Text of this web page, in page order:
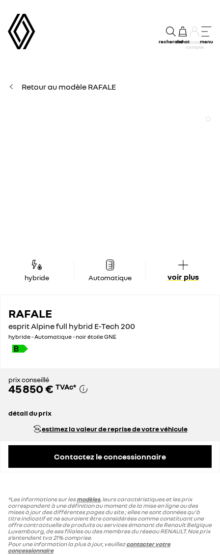
rechercheachatmon
compte
menu
Retour au modèle RAFALE
hybride Automatique voir plus
RAFALE
esprit Alpine full hybrid E-Tech 200
hybride - Automatique - noir étoile GNE
prix conseillé
45 850 € TVAc*
détail du prix
remise globaleestimez la valeur de reprise de votre véhicule
Contactez le concessionnaire
*Les informations sur lesmodèles, leurs caractéristiques et les prix
correspondent à une définition au moment de la mise en ligne ou des
mises à jour des différentes pages du site ; elles ne sont données qu'à
titre indicatif et ne sauraient être considérées comme constituant une
offre contractuelle de produits ou services émanant de Renault Belgique
Luxembourg, de ses filiales ou des membres du réseau RENAULT. Nos prix
s’entendent tva 21% comprise.
Pour une information la plus à jour, veuillezcontacter votre
concessionnaire